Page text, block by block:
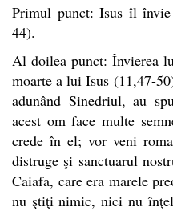
Primul punct: Isus îl
44).
Al doilea punct: Învierea
moarte a lui Isus (11,47-
adunând Sinedriul, au
acest om face multe
crede în el; vor veni
distruge şi sanctuarul
Caiafa, care era marele
nu ştiţi nimic, nici nu